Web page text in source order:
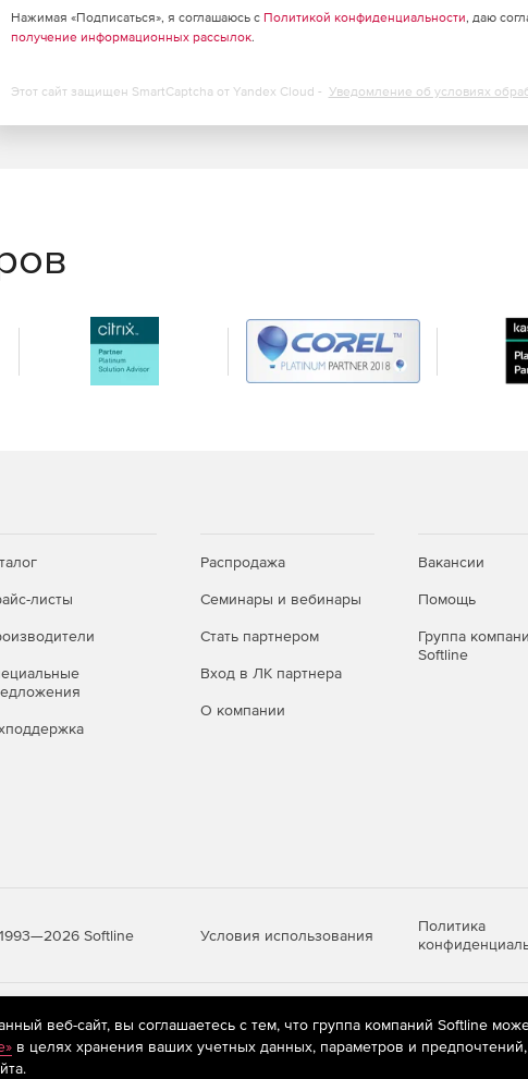
Нажимая «Подписаться», я соглашаюсь с Политикой конфиденциальности, даю
получение информационных рассылок.
Этот сайт защищен SmartCaptcha от Yandex Cloud - Уведомление об условиях
листы
Распродажа
Семинары и вебинары
Стать партнером
Вход в ЛК партнера
О компании
Вакансии
Помощь
Группа
Softline
Softline Условия использования
Политика
рекомендательные технологии(информационные технологии
пользователей сети «Интернет», находящихся на
веб-сайт, вы соглашаетесь с тем, что группа компаний Softline
в целях хранения ваших учетных данных, параметров и предпочтений,